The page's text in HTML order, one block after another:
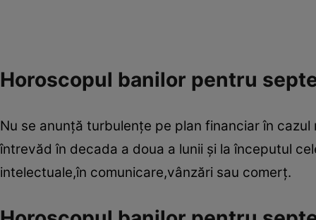
Horoscopul banilor pentru
Nu se anunţă turbulenţe pe plan financiar în
întrevăd în decada a doua a lunii şi la începutul
intelectuale,în comunicare,vânzări sau comerţ.